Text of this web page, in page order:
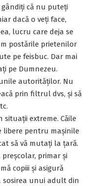
gândiți că nu puteți
dacă o veți face,
lucru care deja se
postările prietenilor
pe feisbuc. Dar mai
pe Dumnezeu.
autorităţilor. Nu
prin filtrul dvs, și să
extreme. Căile
libere pentru maşinile
să vă mutați la țară.
primar şi
copiii şi asigură
sosirea unui adult din